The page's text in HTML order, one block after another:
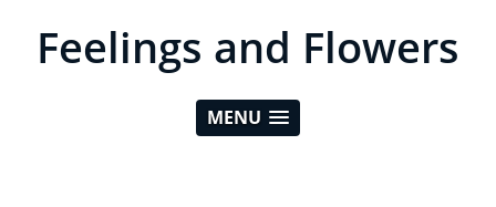
Feelings and Flowers
MENU